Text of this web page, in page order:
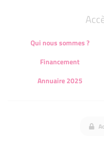
Qui nous sommes ?
Financement
Annuaire 2025